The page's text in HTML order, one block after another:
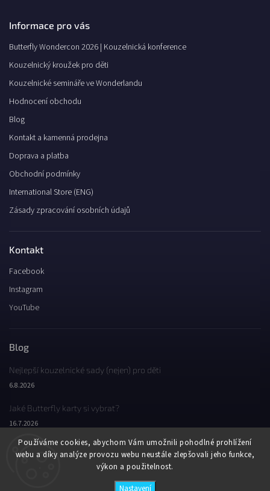
Používáme cookies, abychom Vám umožnili pohodlné prohlížení
webu a díky analýze provozu webu neustále zlepšovali jeho funkce,
výkon a použitelnost.
Nastavení
Informace pro vás
Butterfly Wondercon 2026 | Kouzelnická konference
Kouzelnický kroužek pro děti
Kouzelnické semináře ve Wonderlandu
Hodnocení obchodu
Blog
Kontakt a kamenná prodejna
Doprava a platba
Obchodní podmínky
International Store (ENG)
Zásady zpracování osobních údajů
Kontakt
Facebook
Instagram
YouTube
Blog
Nejlepší kouzelnické sady (nejen) pro děti
6.8.2026
Jaké Butterfly karty si vybrat?
16.7.2026
Jaký byl Butterfly Wondercon 2025?